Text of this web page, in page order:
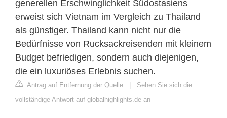
generellen Erschwinglichkeit Südostasiens
erweist sich Vietnam im Vergleich zu Thailand
als günstiger. Thailand kann nicht nur die
Bedürfnisse von Rucksackreisenden mit kleinem
Budget befriedigen, sondern auch diejenigen,
die ein luxuriöses Erlebnis suchen.
Antrag auf Entfernung der Quelle | Sehen Sie sich die
vollständige Antwort auf globalhighlights.de an